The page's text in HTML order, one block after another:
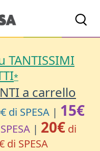
TANTISSIMI
*
a carrello
di SPESA| 15€
| 20€ di
di SPESA